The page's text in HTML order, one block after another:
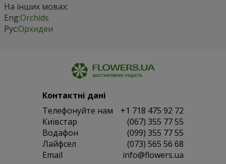
На інших мовах:
Eng:Orchids
Рус:Орхидеи
Контактні дані
Телефонуйте нам
+1 718 475 92 72
Київстар
(067) 355 77 55
Водафон
(099) 355 77 55
Лайфсел
(073) 565 56 68
Email
info@flowers.ua